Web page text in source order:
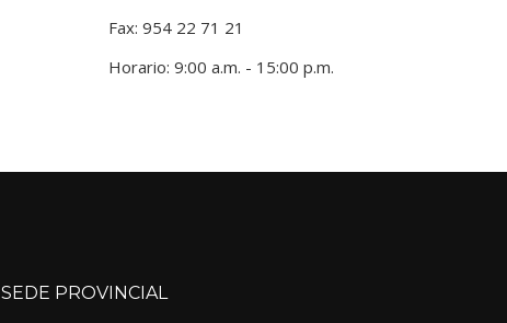
Fax: 954 22 71 21
Horario: 9:00 a.m. - 15:00 p.m.
SEDE PROVINCIAL